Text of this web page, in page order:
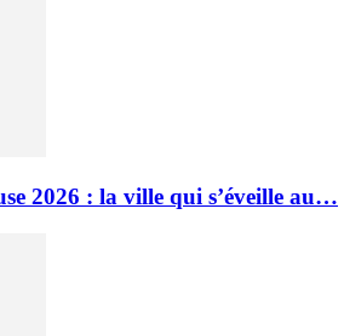
2026 : la ville qui s’éveille au…